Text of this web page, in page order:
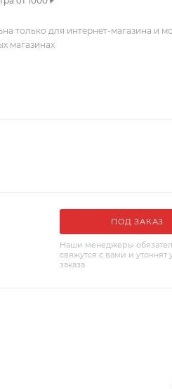
только для интернет-магазина и
магазинах
ПОД ЗАКАЗ
Наши менеджеры
свяжутся с вами и уточнят
заказа